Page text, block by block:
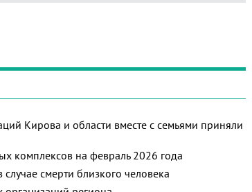
Кирова и области вместе с семьями приняли
комплексов на февраль 2026 года
смерти близкого человека